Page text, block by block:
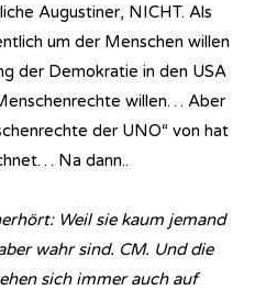
Augustiner, NICHT. Als
um der Menschen willen
der Demokratie in den USA
willen… Aber
der UNO“ von hat
Na dann..
Weil sie kaum jemand
wahr sind. CM. Und die
sich immer auch auf